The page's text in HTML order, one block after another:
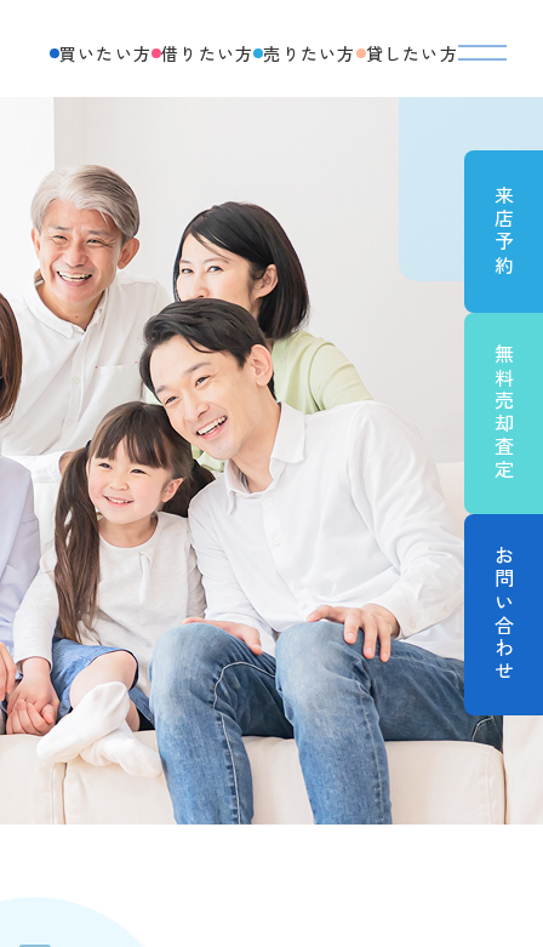
買いたい方 借りたい方 売りたい方 貸したい方
来店予約
無料売却査定
お問い合わせ